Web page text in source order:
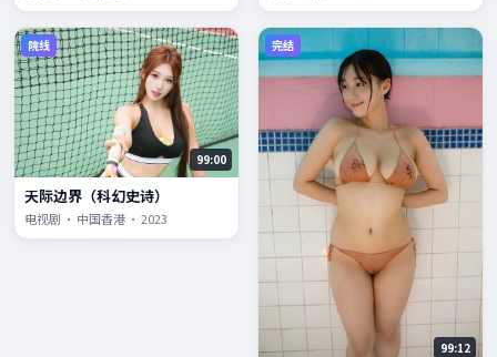
院线
99:00
天际边界（科幻史诗）
电视剧 · 中国香港 · 2023
完结
99:12